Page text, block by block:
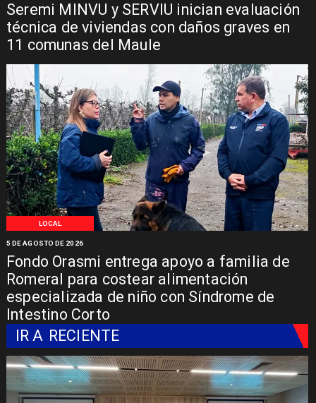
Seremi MINVU y SERVIU inician evaluación
técnica de viviendas con daños graves en
11 comunas del Maule
LOCAL
Fondo Orasmi entrega apoyo a familia de
Romeral para costear alimentación
especializada de niño con Síndrome de
Intestino Corto
5 DE AGOSTO DE 2026
IR A RECIENTE